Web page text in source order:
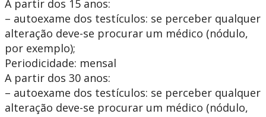
A partir dos 15 anos:
– autoexame dos testículos: se perceber qualquer
alteração deve-se procurar um médico (nódulo,
por exemplo);
Periodicidade: mensal
A partir dos 30 anos:
– autoexame dos testículos: se perceber qualquer
alteração deve-se procurar um médico (nódulo,